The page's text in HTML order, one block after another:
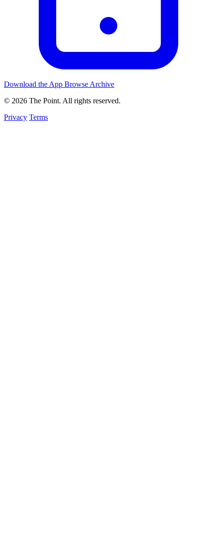
Download the App Browse Archive
© 2026 The Point. All rights reserved.
Privacy Terms